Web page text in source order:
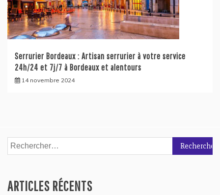
Serrurier Bordeaux : Artisan serrurier à votre service
24h/24 et 7j/7 à Bordeaux et alentours
14 novembre 2024
Rechercher :
ARTICLES RÉCENTS